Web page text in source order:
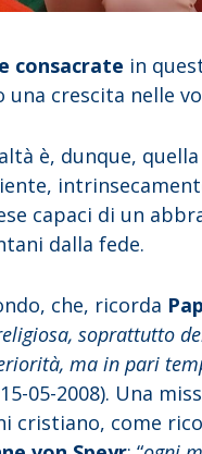
consacrate in
crescita nelle
è, dunque,
capaci di un
dalla fede.
che, ricorda
soprattutto
ma in pari
05-2008). Una
cristiano, come